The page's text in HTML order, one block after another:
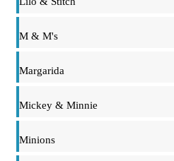
M & M's
Margarida
Mickey & Minnie
Minions